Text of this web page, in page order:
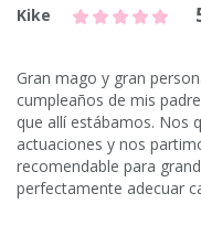
Kike
Gran mago y gran
cumpleaños de mis
que allí estábamos. Nos
actuaciones y nos
recomendable para
perfectamente adecuar